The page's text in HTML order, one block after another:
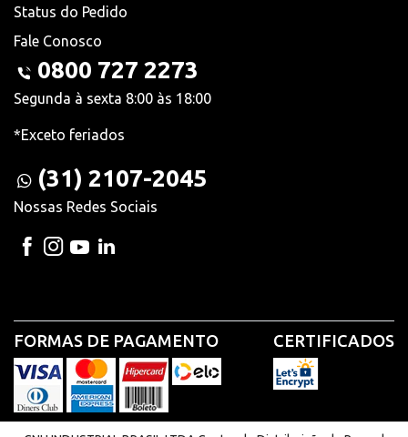
Status do Pedido
Fale Conosco
0800 727 2273
Segunda à sexta 8:00 às 18:00
*Exceto feriados
(31) 2107-2045
Nossas Redes Sociais
FORMAS DE PAGAMENTO CERTIFICADOS